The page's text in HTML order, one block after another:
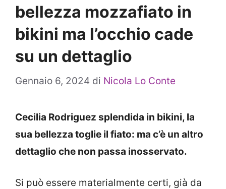
bellezza mozzafiato in
bikini ma l’occhio cade
su un dettaglio
Gennaio 6, 2024 di Nicola Lo Conte
Cecilia Rodriguez splendida in bikini, la
sua bellezza toglie il fiato: ma c’è un altro
dettaglio che non passa inosservato.
Si può essere materialmente certi, già da